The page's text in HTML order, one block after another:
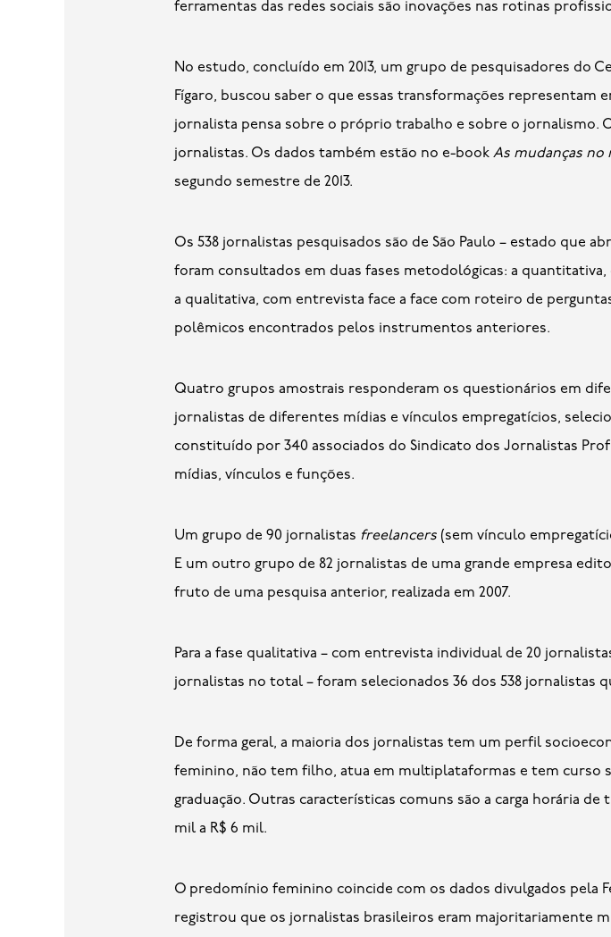
ferramentas das redes sociais são inovações nas rotinas
No estudo, concluído em 2013, um grupo de pesquisadores do
Fígaro, buscou saber o que essas transformações
jornalista pensa sobre o próprio trabalho e sobre o jornalismo.
jornalistas. Os dados também estão no e-book As mudanças
segundo semestre de 2013.
Os 538 jornalistas pesquisados são de São Paulo – estado que
foram consultados em duas fases metodológicas: a
a qualitativa, com entrevista face a face com roteiro de
polêmicos encontrados pelos instrumentos anteriores.
Quatro grupos amostrais responderam os questionários em
jornalistas de diferentes mídias e vínculos empregatícios,
constituído por 340 associados do Sindicato dos Jornalistas
mídias, vínculos e funções.
Um grupo de 90 jornalistas freelancers(sem vínculo
E um outro grupo de 82 jornalistas de uma grande empresa
fruto de uma pesquisa anterior, realizada em 2007.
Para a fase qualitativa – com entrevista individual de 20
jornalistas no total – foram selecionados 36 dos 538 jornalistas
De forma geral, a maioria dos jornalistas tem um perfil
feminino, não tem filho, atua em multiplataformas e tem curso
graduação. Outras características comuns são a carga horária
mil a R$ 6 mil.
O predomínio feminino coincide com os dados divulgados pela
registrou que os jornalistas brasileiros eram majoritariamente